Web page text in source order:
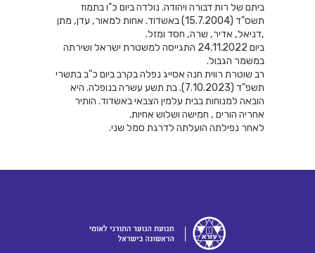
ביתם של רות דבורה ויהודה. נולדה ביום כ"ו בתמוז
תשס"ד (15.7.2004) באשדוד. אחות למאור, עדן, מתן
,דניאל, אדיר, שרה, חסד ומזל.
ביום 24.11.2022 התגייסה למשטרת ישראל ושירתה
במשמר הגבול.
רב שוטרת רווית חנה אסייג נפלה בקרב ביום כ"ב בתשרי
תשפ"ד (7.10.2023). בת תשע עשרה בנופלה. היא
הובאה למנוחות בבית עלמין הצבאי באשדוד. הותיר
אחריה הורים , חמישה ושלוש אחיות.
לאחר נפילתה הועלתה לדרגת סמל שני.